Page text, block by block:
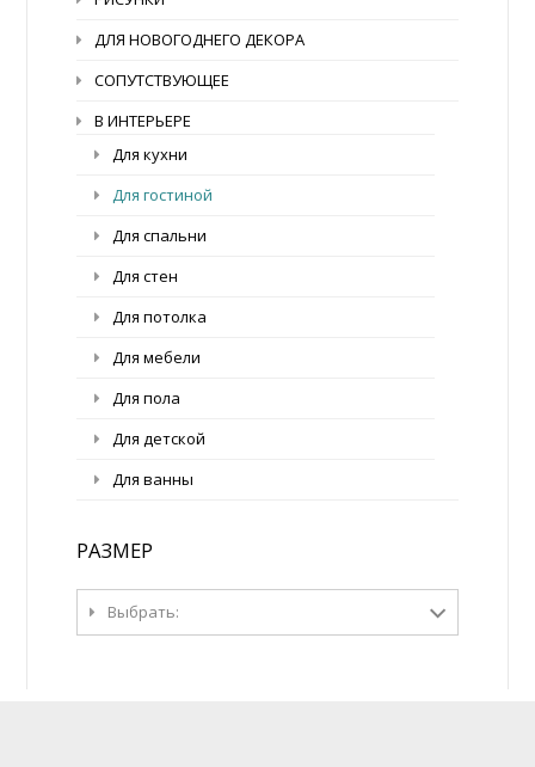
ДЛЯ НОВОГОДНЕГО ДЕКОРА
СОПУТСТВУЮЩЕЕ
В ИНТЕРЬЕРЕ
Для кухни
Для гостиной
Для спальни
Для стен
Для потолка
Для мебели
Для пола
Для детской
Для ванны
РАЗМЕР
Выбрать: